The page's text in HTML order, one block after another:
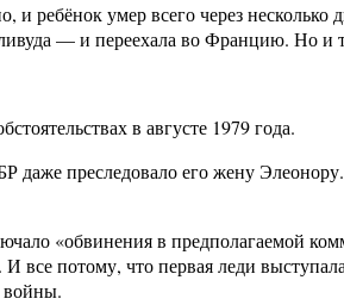
и ребёнок умер всего через
— и переехала во Францию. Но и
в августе 1979 года.
даже преследовало его жену
«обвинения в предполагаемой
все потому, что первая леди
войны.